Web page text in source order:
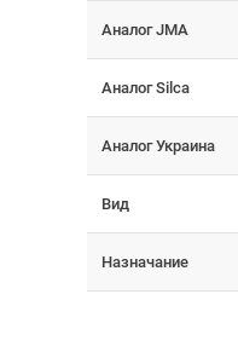
Аналог JMA
Аналог Silca
Аналог Украина
Вид
Назначание